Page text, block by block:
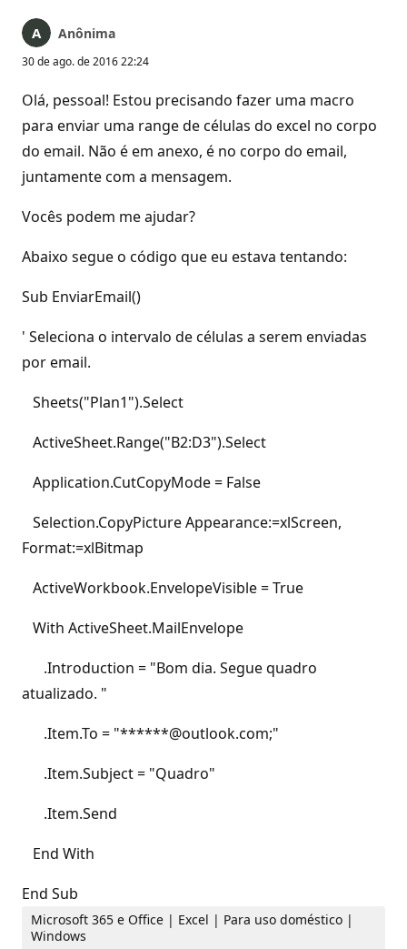
Anônima
30 de ago. de 2016 22:24
Olá, pessoal! Estou precisando fazer uma macro
para enviar uma range de células do excel no corpo
do email. Não é em anexo, é no corpo do email,
juntamente com a mensagem.
Vocês podem me ajudar?
Abaixo segue o código que eu estava tentando:
Sub EnviarEmail()
' Seleciona o intervalo de células a serem enviadas
por email.
Sheets("Plan1").Select
ActiveSheet.Range("B2:D3").Select
Application.CutCopyMode = False
Selection.CopyPicture Appearance:=xlScreen,
Format:=xlBitmap
ActiveWorkbook.EnvelopeVisible = True
With ActiveSheet.MailEnvelope
.Introduction = "Bom dia. Segue quadro
atualizado. "
.Item.To = "******@outlook.com;"
.Item.Subject = "Quadro"
.Item.Send
End With
End Sub
Microsoft 365 e Office | Excel | Para uso doméstico |
Windows